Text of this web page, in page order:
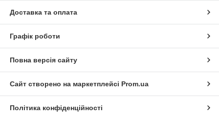
Доставка та оплата
Графік роботи
Повна версія сайту
Сайт створено на маркетплейсі Prom.ua
Політика конфіденційності